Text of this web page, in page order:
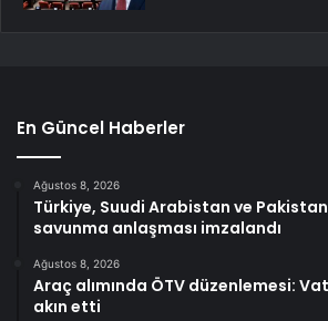
En Güncel Haberler
Ağustos 8, 2026
Türkiye, Suudi Arabistan ve
savunma anlaşması imzalandı
Ağustos 8, 2026
Araç alımında ÖTV düzenlemesi:
akın etti